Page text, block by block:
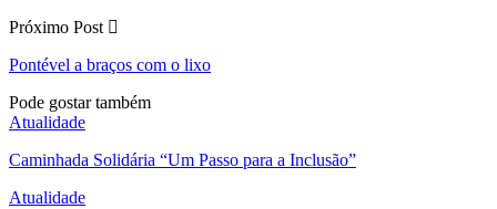
Próximo Post
Pontével a braços com o lixo
Pode gostar também
Atualidade
Caminhada Solidária “Um Passo para a Inclusão”
Atualidade